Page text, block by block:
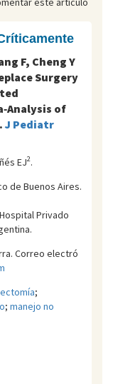
F, Cheng Y
Surgery
of
J Pediatr
EJ2.
de Buenos Aires.
Privado
Correo electró
;
; manejo no